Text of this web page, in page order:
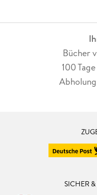
Bücher
100
SICHER